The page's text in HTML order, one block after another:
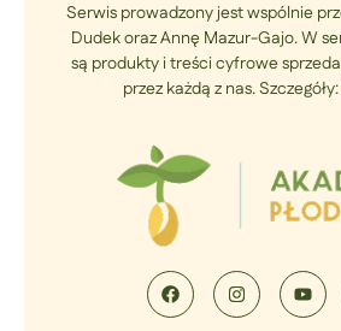
Serwis prowadzony jest wspólnie
Dudek oraz Annę Mazur-Gajo. W
są produkty i treści cyfrowe
przez każdą z nas. Szczegóły: